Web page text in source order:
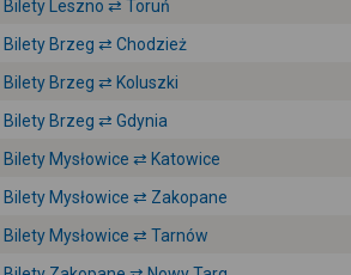
Bilety Leszno ⇄ Toruń
Bilety Brzeg ⇄ Chodzież
Bilety Brzeg ⇄ Koluszki
Bilety Brzeg ⇄ Gdynia
Bilety Mysłowice ⇄ Katowice
Bilety Mysłowice ⇄ Zakopane
Bilety Mysłowice ⇄ Tarnów